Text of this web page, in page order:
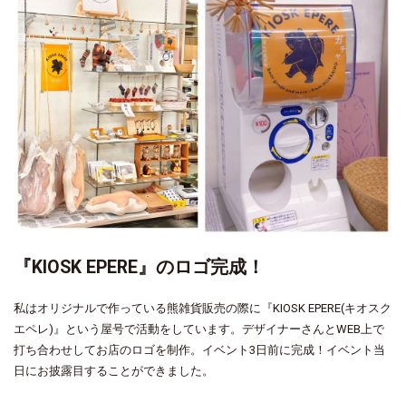
『KIOSK EPERE』のロゴ完成！
私はオリジナルで作っている熊雑貨販売の際に『KIOSK EPERE(キオスク
エペレ)』という屋号で活動をしています。デザイナーさんとWEB上で
打ち合わせしてお店のロゴを制作。イベント3日前に完成！イベント当
日にお披露目することができました。